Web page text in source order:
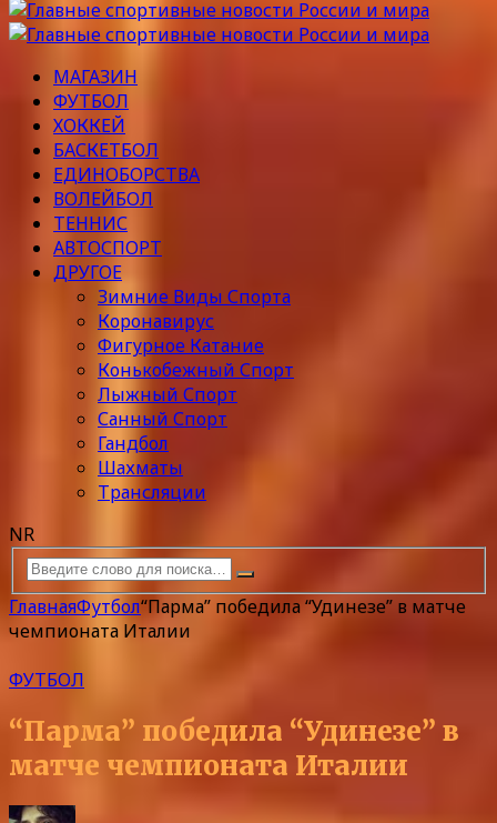
МАГАЗИН
ФУТБОЛ
ХОККЕЙ
БАСКЕТБОЛ
ЕДИНОБОРСТВА
ВОЛЕЙБОЛ
ТЕННИС
АВТОСПОРТ
ДРУГОЕ
Зимние Виды Спорта
Коронавирус
Фигурное Катание
Конькобежный Спорт
Лыжный Спорт
Санный Спорт
Гандбол
Шахматы
Трансляции
NR
ГлавнаяФутбол“Парма” победила “Удинезе” в матче
чемпионата Италии
ФУТБОЛ
“Парма” победила “Удинезе” в
матче чемпионата Италии